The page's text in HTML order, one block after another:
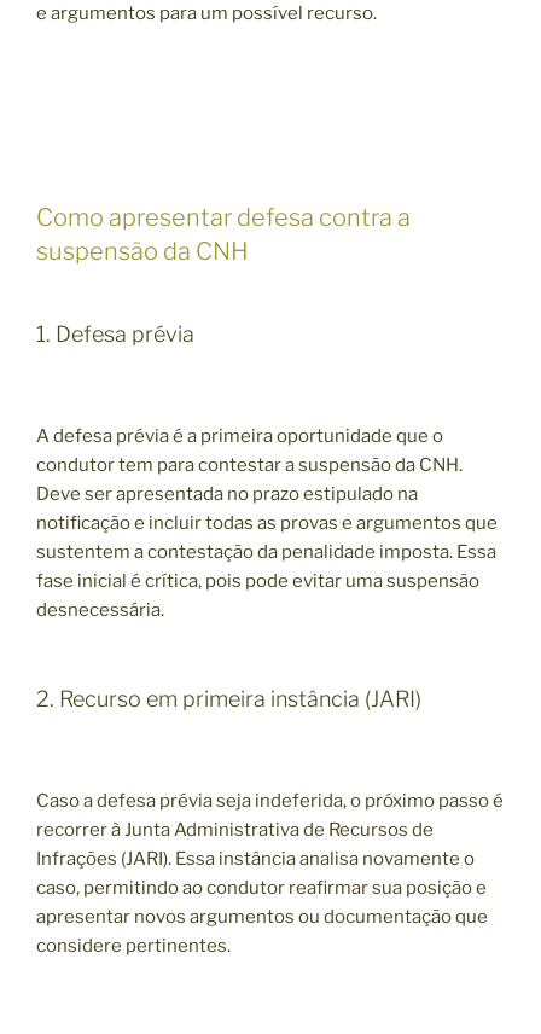
e argumentos para um possível recurso.
Como apresentar defesa contra a
suspensão da CNH
1. Defesa prévia
A defesa prévia é a primeira oportunidade que o
condutor tem para contestar a suspensão da CNH.
Deve ser apresentada no prazo estipulado na
notificação e incluir todas as provas e argumentos que
sustentem a contestação da penalidade imposta. Essa
fase inicial é crítica, pois pode evitar uma suspensão
desnecessária.
2. Recurso em primeira instância (JARI)
Caso a defesa prévia seja indeferida, o próximo passo é
recorrer à Junta Administrativa de Recursos de
Infrações (JARI). Essa instância analisa novamente o
caso, permitindo ao condutor reafirmar sua posição e
apresentar novos argumentos ou documentação que
considere pertinentes.